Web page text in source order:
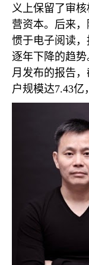
义上保留了审
营资本。后来
惯于电子阅读
逐年下降的趋
月发布的报告，
户规模达7.43亿